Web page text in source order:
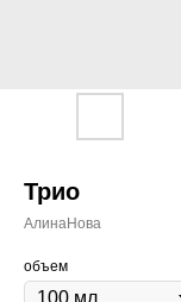
Трио
АлинаНова
объем